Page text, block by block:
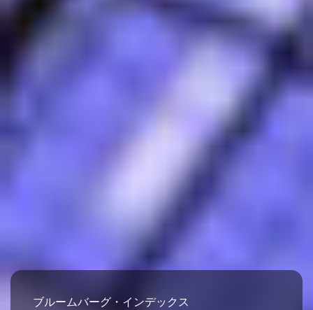
ブルームバーグ・インデックス